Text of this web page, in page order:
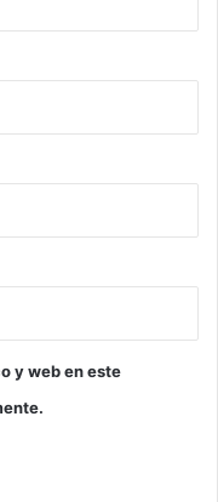
y web en este